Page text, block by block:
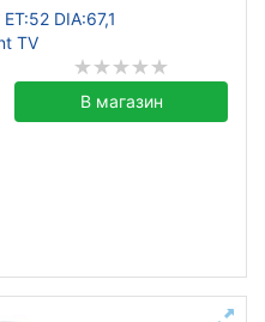
DIA:67,1
TV
В магазин
до